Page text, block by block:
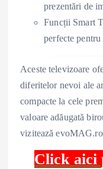
prezentări de
Funcții Smart
perfecte
Aceste televizoare
diferitelor nevoi ale
compacte la cele
valoare adăugată
vizitează
Click aici